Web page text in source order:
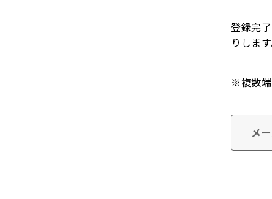
登録完
りしま
※複数端
メ